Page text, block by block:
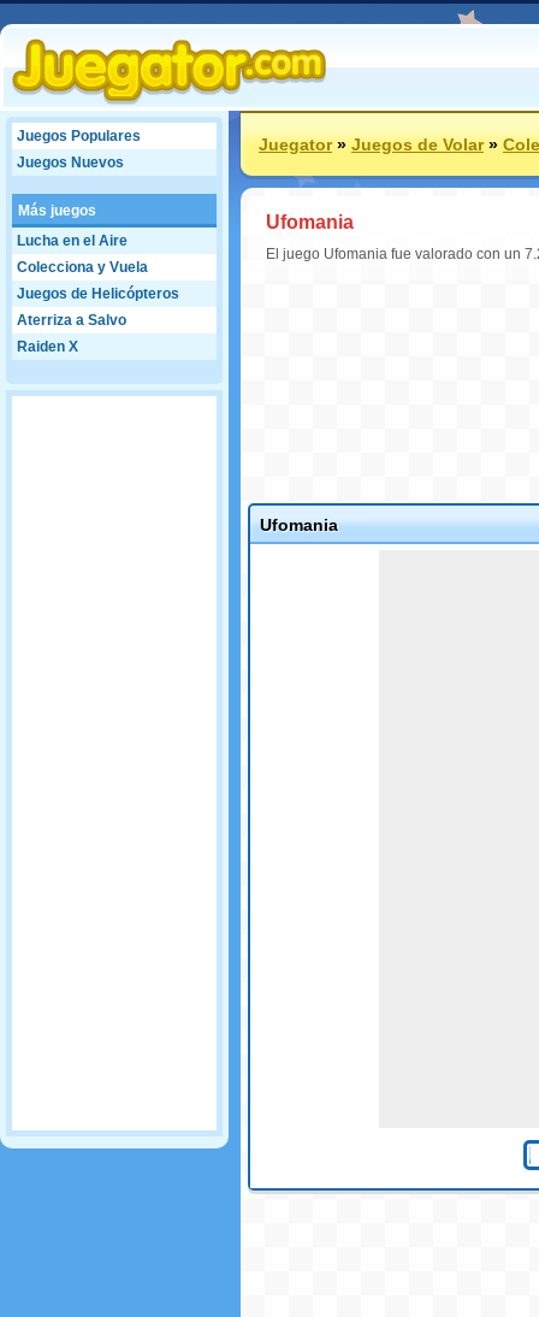
Juegos Populares
Juegos Nuevos
Más juegos
Lucha en el Aire
Colecciona y Vuela
Juegos de Helicópteros
Aterriza a Salvo
Raiden X
Juegator»Juegos de Volar»
Ufomania
El juego Ufomania fue valorado con un
Ufomania